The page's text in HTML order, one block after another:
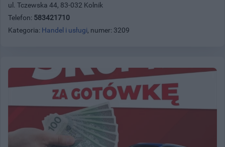
ul. Tczewska 44, 83-032 Kolnik
Telefon: 583421710
Kategoria: Handel i usługi, numer: 3209